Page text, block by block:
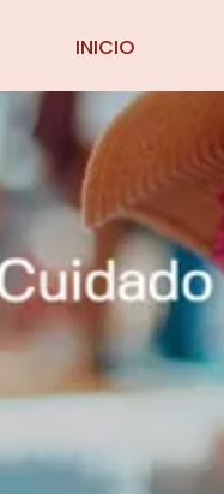
INICIO